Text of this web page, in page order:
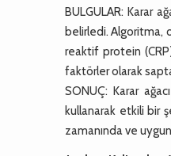
BULGULAR: Karar
belirledi. Algoritma,
reaktif protein
faktörler olarak
SONUÇ: Karar
kullanarak etkili bir
zamanında ve